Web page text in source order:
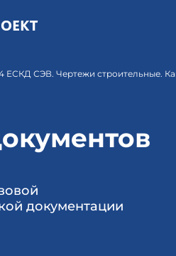
ЕСКД СЭВ. Чертежи строительные.
документации